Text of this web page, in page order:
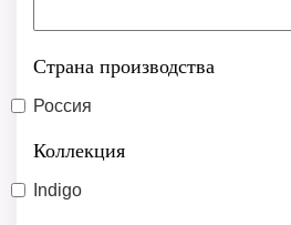
Страна производства
Россия
Коллекция
Indigo